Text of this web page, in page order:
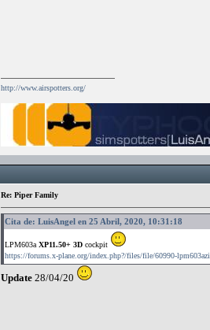
http://www.airspotters.org/
Re: Piper Family
Cita de: LuisAngel en 25 Abril, 2020, 10:31:18
LPM603a XP11.50+ 3D cockpit
https://forums.x-plane.org/index.php?/files/file/60990-
Update 28/04/20